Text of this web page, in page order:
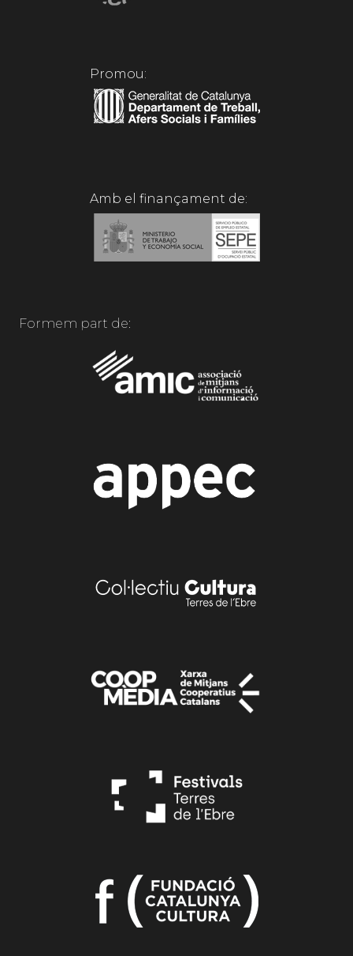
Promou:
Amb el finançament de:
Formem part de: